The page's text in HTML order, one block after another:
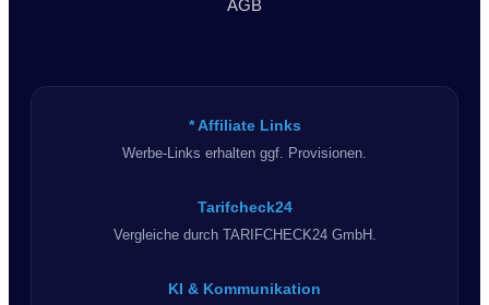
AGB
* Affiliate Links
Werbe-Links erhalten ggf. Provisionen.
Tarifcheck24
Vergleiche durch TARIFCHECK24 GmbH.
KI & Kommunikation